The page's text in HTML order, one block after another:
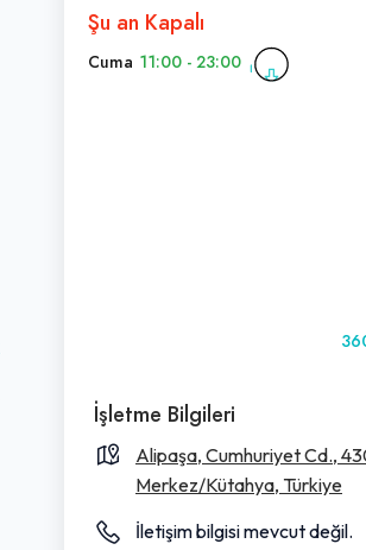
Şu an Kapalı
Cuma 11:00 - 23:00
İşletme Bilgileri
Alipaşa, Cumhuriyet Cd.,
Merkez/Kütahya, Türkiye
İletişim bilgisi mevcut değil.